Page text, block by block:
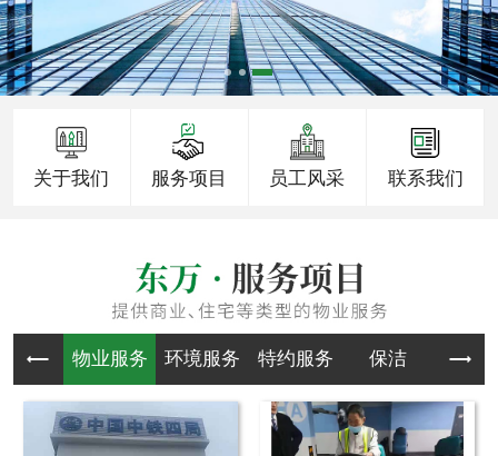
关于我们 服务项目 员工风采 联系我们
物业服务 环境服务 特约服务 保洁 物业